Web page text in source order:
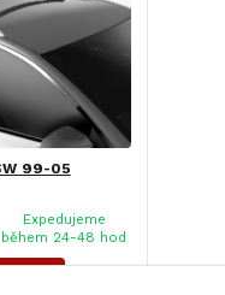
99-05
Expedujeme
během 24-48 hod